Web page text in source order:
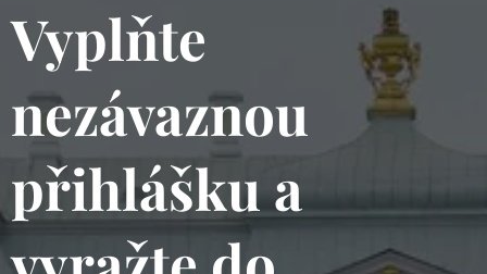
Vyplňte
nezávaznou
přihlášku a